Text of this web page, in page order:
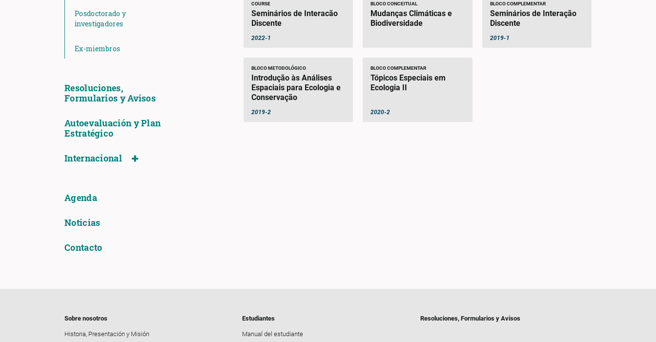
Posdoctorado y
investigadores
Ex-miembros
Resoluciones,
Formularios y Avisos
Autoevaluación y Plan
Estratégico
Internacional
Agenda
Noticias
Contacto
COURSE
Seminários de Interacão
Discente
2022-1
BLOCO CONCEITUAL
Mudanças Climáticas e
Biodiversidade
BLOCO COMPLEMENTAR
Seminários de Interação
Discente
2019-1
BLOCO METODOLÓGICO
Introdução às Análises
Espaciais para Ecologia e
Conservação
2019-2
BLOCO COMPLEMENTAR
Tópicos Especiais em
Ecologia II
2020-2
Sobre nosotros
Historia, Presentación y Misión
Estudiantes
Manual del estudiante
Resoluciones, Formularios y Avisos